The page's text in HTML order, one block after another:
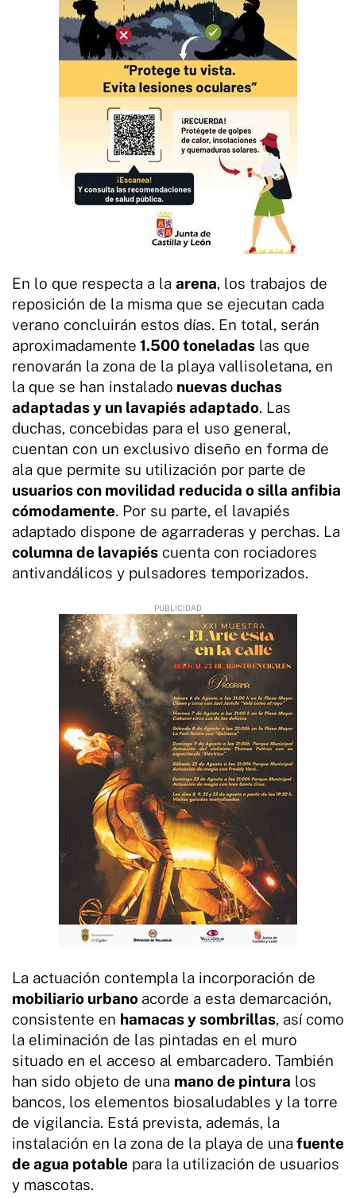
En lo que respecta a la arena, los trabajos de
reposición de la misma que se ejecutan cada
verano concluirán estos días. En total, serán
aproximadamente 1.500 toneladas las que
renovarán la zona de la playa vallisoletana, en
la que se han instalado nuevas duchas
adaptadas y un lavapiés adaptado. Las
duchas, concebidas para el uso general,
cuentan con un exclusivo diseño en forma de
ala que permite su utilización por parte de
usuarios con movilidad reducida o silla anfibia
cómodamente. Por su parte, el lavapiés
adaptado dispone de agarraderas y perchas. La
columna de lavapiés cuenta con rociadores
antivandálicos y pulsadores temporizados.
La actuación contempla la incorporación de
mobiliario urbano acorde a esta demarcación,
consistente en hamacas y sombrillas, así como
la eliminación de las pintadas en el muro
situado en el acceso al embarcadero. También
han sido objeto de una mano de pintura los
bancos, los elementos biosaludables y la torre
de vigilancia. Está prevista, además, la
instalación en la zona de la playa de una fuente
de agua potable para la utilización de usuarios
y mascotas.